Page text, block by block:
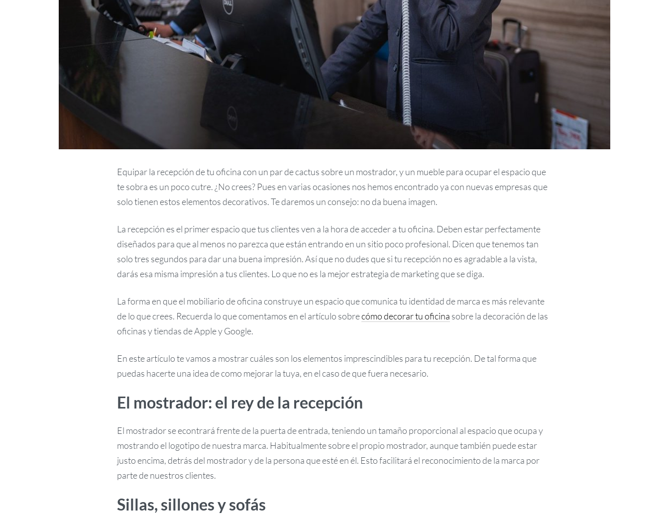
Equipar la recepción de tu oficina con un par de cactus sobre un mostrador, y un mueble para ocupar el espacio que
te sobra es un poco cutre. ¿No crees? Pues en varias ocasiones nos hemos encontrado ya con nuevas empresas que
solo tienen estos elementos decorativos. Te daremos un consejo: no da buena imagen.
La recepción es el primer espacio que tus clientes ven a la hora de acceder a tu oficina. Deben estar perfectamente
diseñados para que al menos no parezca que están entrando en un sitio poco profesional. Dicen que tenemos tan
solo tres segundos para dar una buena impresión. Así que no dudes que si tu recepción no es agradable a la vista,
darás esa misma impresión a tus clientes. Lo que no es la mejor estrategia de marketing que se diga.
La forma en que el mobiliario de oficina construye un espacio que comunica tu identidad de marca es más relevante
de lo que crees. Recuerda lo que comentamos en el artículo sobrecómo decorar tu oficina sobre la decoración de las
oficinas y tiendas de Apple y Google.
En este artículo te vamos a mostrar cuáles son los elementos imprescindibles para tu recepción. De tal forma que
puedas hacerte una idea de como mejorar la tuya, en el caso de que fuera necesario.
El mostrador: el rey de la recepción
El mostrador se econtrará frente de la puerta de entrada, teniendo un tamaño proporcional al espacio que ocupa y
mostrando el logotipo de nuestra marca. Habitualmente sobre el propio mostrador, aunque también puede estar
justo encima, detrás del mostrador y de la persona que esté en él. Esto facilitará el reconocimiento de la marca por
parte de nuestros clientes.
Sillas, sillones y sofás